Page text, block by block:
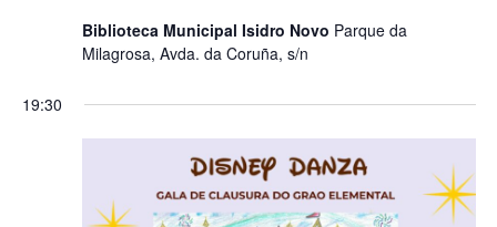
Biblioteca Municipal Isidro Novo Parque da
Milagrosa, Avda. da Coruña, s/n
19:30